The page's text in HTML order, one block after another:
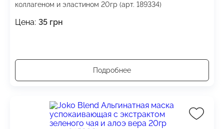
коллагеном и эластином 20гр (арт. 189334)
Цена: 35 грн
Подробнее